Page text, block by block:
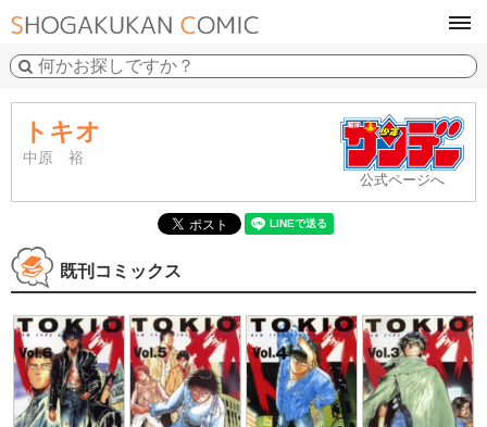
トキオ
中原 裕
公式ページへ
既刊コミックス